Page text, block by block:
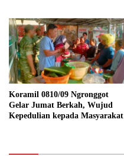
Koramil 0810/09 Ngronggot
Gelar Jumat Berkah, Wujud
Kepedulian kepada Masyarakat